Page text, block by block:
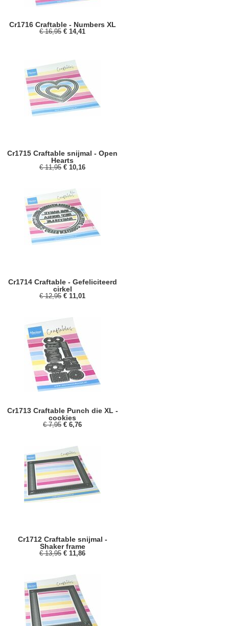
Cr1716 Craftable - Numbers XL
€ 16,95 € 14,41
Cr1715 Craftable snijmal - Open
Hearts
€ 11,95 € 10,16
Cr1714 Craftable - Gefeliciteerd
cirkel
€ 12,95 € 11,01
Cr1713 Craftable Punch die XL -
cookies
€ 7,95 € 6,76
Cr1712 Craftable snijmal -
Shaker frame
€ 13,95 € 11,86